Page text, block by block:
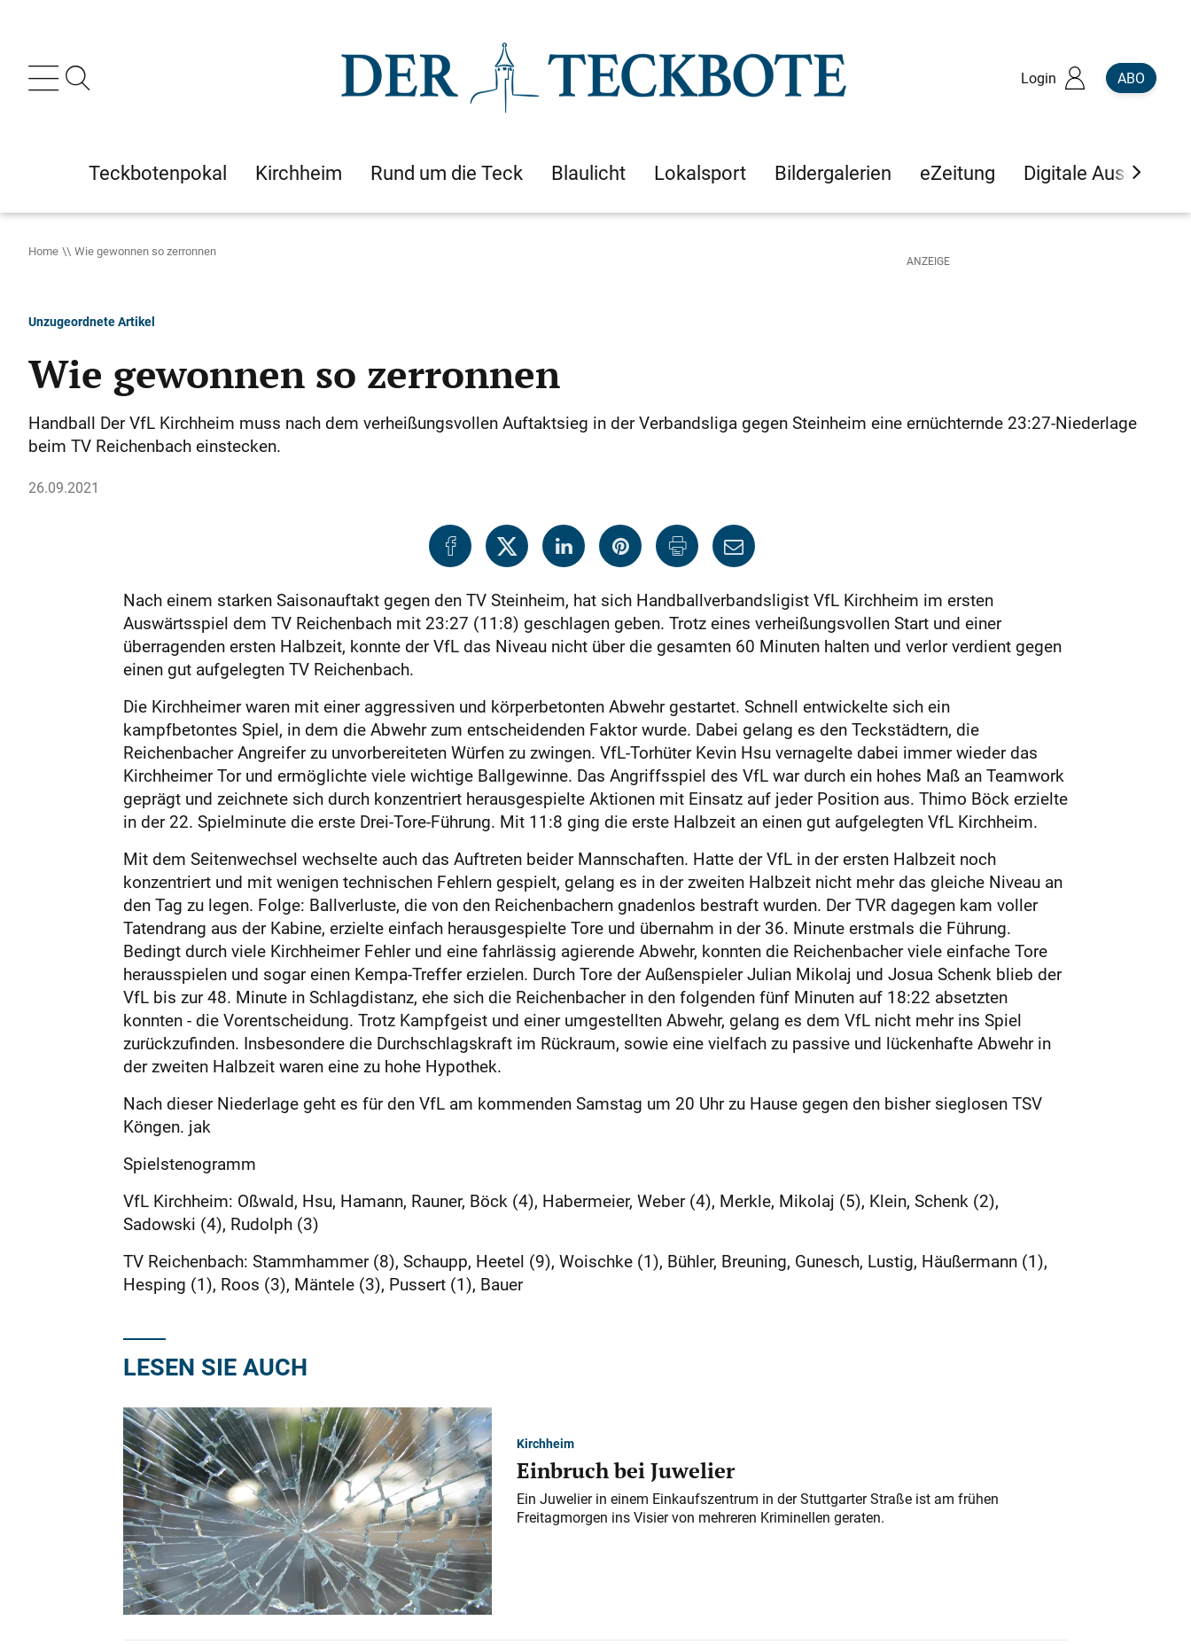
Login ABO
Teckbotenpokal Kirchheim Rund um die Teck Blaulicht Lokalsport Bildergalerien eZeitung Digitale Ausgaben
Home Wie gewonnen so zerronnen
Unzugeordnete Artikel
Wie gewonnen so zerronnen
Handball Der VfL Kirchheim muss nach dem verheißungsvollen Auftaktsieg in der Verbandsliga gegen Steinheim eine ernüchternde 23:27-Niederlage
beim TV Reichenbach einstecken.
26.09.2021
Nach einem starken Saisonauftakt gegen den TV Steinheim, hat sich Handballverbandsligist VfL Kirchheim im ersten
Auswärtsspiel dem TV Reichenbach mit 23:27 (11:8) geschlagen geben. Trotz eines verheißungsvollen Start und einer
überragenden ersten Halbzeit, konnte der VfL das Niveau nicht über die gesamten 60 Minuten halten und verlor verdient gegen
einen gut aufgelegten TV Reichenbach.
Die Kirchheimer waren mit einer aggressiven und körperbetonten Abwehr gestartet. Schnell entwickelte sich ein
kampfbetontes Spiel, in dem die Abwehr zum entscheidenden Faktor wurde. Dabei gelang es den Teckstädtern, die
Reichenbacher Angreifer zu unvorbereiteten Würfen zu zwingen. VfL-Torhüter Kevin Hsu vernagelte dabei immer wieder das
Kirchheimer Tor und ermöglichte viele wichtige Ballgewinne. Das Angriffsspiel des VfL war durch ein hohes Maß an Teamwork
geprägt und zeichnete sich durch konzentriert herausgespielte Aktionen mit Einsatz auf jeder Position aus. Thimo Böck erzielte
in der 22. Spielminute die erste Drei-Tore-Führung. Mit 11:8 ging die erste Halbzeit an einen gut aufgelegten VfL Kirchheim.
Mit dem Seitenwechsel wechselte auch das Auftreten beider Mannschaften. Hatte der VfL in der ersten Halbzeit noch
konzentriert und mit wenigen technischen Fehlern gespielt, gelang es in der zweiten Halbzeit nicht mehr das gleiche Niveau an
den Tag zu legen. Folge: Ballverluste, die von den Reichenbachern gnadenlos bestraft wurden. Der TVR dagegen kam voller
Tatendrang aus der Kabine, erzielte einfach herausgespielte Tore und übernahm in der 36. Minute erstmals die Führung.
Bedingt durch viele Kirchheimer Fehler und eine fahrlässig agierende Abwehr, konnten die Reichenbacher viele einfache Tore
herausspielen und sogar einen Kempa-Treffer erzielen. Durch Tore der Außenspieler Julian Mikolaj und Josua Schenk blieb der
VfL bis zur 48. Minute in Schlagdistanz, ehe sich die Reichenbacher in den folgenden fünf Minuten auf 18:22 absetzten
konnten - die Vorentscheidung. Trotz Kampfgeist und einer umgestellten Abwehr, gelang es dem VfL nicht mehr ins Spiel
zurückzufinden. Insbesondere die Durchschlagskraft im Rückraum, sowie eine vielfach zu passive und lückenhafte Abwehr in
der zweiten Halbzeit waren eine zu hohe Hypothek.
Nach dieser Niederlage geht es für den VfL am kommenden Samstag um 20 Uhr zu Hause gegen den bisher sieglosen TSV
Köngen. jak
Spielstenogramm
VfL Kirchheim: Oßwald, Hsu, Hamann, Rauner, Böck (4), Habermeier, Weber (4), Merkle, Mikolaj (5), Klein, Schenk (2),
Sadowski (4), Rudolph (3)
TV Reichenbach: Stammhammer (8), Schaupp, Heetel (9), Woischke (1), Bühler, Breuning, Gunesch, Lustig, Häußermann (1),
Hesping (1), Roos (3), Mäntele (3), Pussert (1), Bauer
LESEN SIE AUCH
Kirchheim
Einbruch bei Juwelier
Ein Juwelier in einem Einkaufszentrum in der Stuttgarter Straße ist am frühen
Freitagmorgen ins Visier von mehreren Kriminellen geraten.